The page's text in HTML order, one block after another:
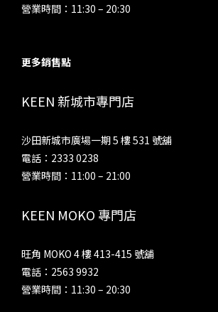
營業時間：11:30 – 20:30
更多銷售點
KEEN 新城市專門店
沙田新城市廣場一期 5 樓 531 號舖
電話：2333 0238
營業時間：11:00 – 21:00
KEEN MOKO 專門店
旺角 MOKO 4 樓 413-415 號舖
電話：2563 9932
營業時間：11:30 – 20:30